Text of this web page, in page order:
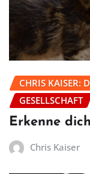
CHRIS KAISER:
GESELLSCHAFT
Erkenne
Chris Kaiser